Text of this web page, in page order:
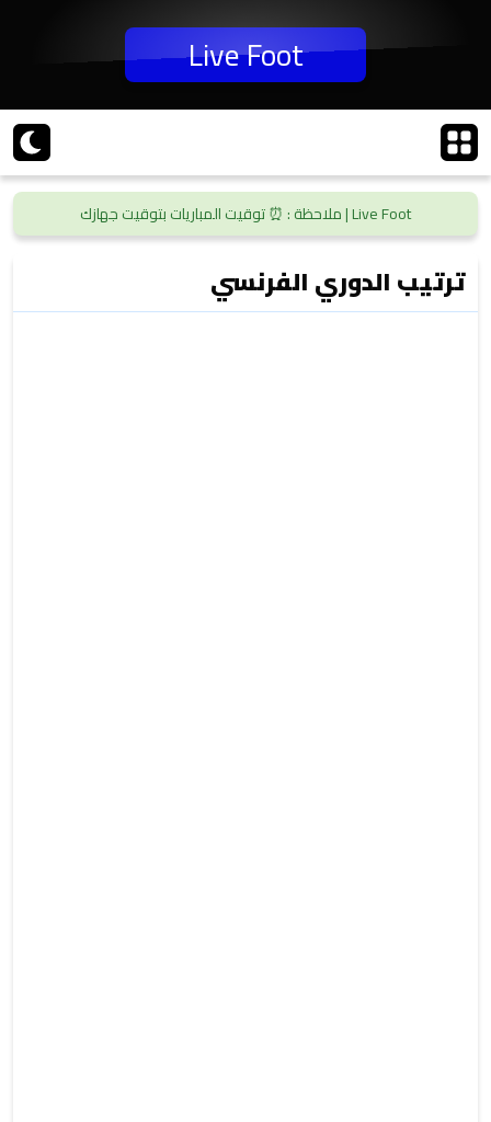
Live Foot
Live Foot | ملاحظة : ⏰ توقيت المباريات بتوقيت جهازك
ترتيب الدوري الفرنسي